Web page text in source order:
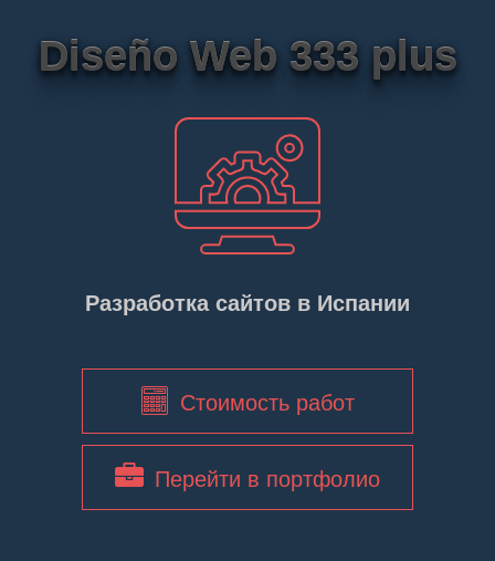
Diseño Web 333 plus
Разработка сайтов в Испании
Стоимость работ
Перейти в портфолио